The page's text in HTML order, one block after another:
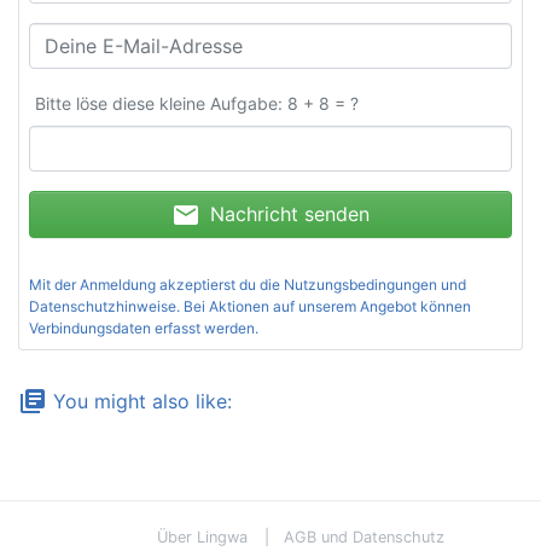
Bitte löse diese kleine Aufgabe: 8 + 8 = ?
mail Nachricht senden
Mit der Anmeldung akzeptierst du die Nutzungsbedingungen und
Datenschutzhinweise. Bei Aktionen auf unserem Angebot können
Verbindungsdaten erfasst werden.
library_books You might also like:
Über Lingwa AGB und Datenschutz